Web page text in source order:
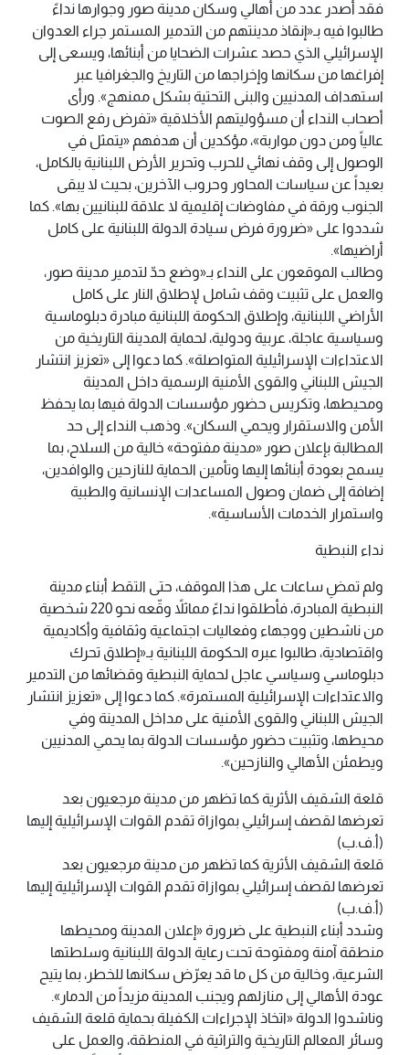
فقد أصدر عدد من أهالي وسكان مدينة صور وجوارها نداءً
طالبوا فيه بـ«إنقاذ مدينتهم من التدمير المستمر جراء العدوان
الإسرائيلي الذي حصد عشرات الضحايا من أبنائها، ويسعى إلى
إفراغها من سكانها وإخراجها من التاريخ والجغرافيا عبر
استهداف المدنيين والبنى التحتية بشكل ممنهج». ورأى
أصحاب النداء أن مسؤوليتهم الأخلاقية «تفرض رفع الصوت
عالياً ومن دون مواربة»، مؤكدين أن هدفهم «يتمثل في
الوصول إلى وقف نهائي للحرب وتحرير الأرض اللبنانية بالكامل،
بعيداً عن سياسات المحاور وحروب الآخرين، بحيث لا يبقى
الجنوب ورقة في مفاوضات إقليمية لا علاقة للبنانيين بها». كما
شددوا على «ضرورة فرض سيادة الدولة اللبنانية على كامل
أراضيها».
وطالب الموقعون على النداء بـ«وضع حدّ لتدمير مدينة صور،
والعمل على تثبيت وقف شامل لإطلاق النار على كامل
الأراضي اللبنانية، وإطلاق الحكومة اللبنانية مبادرة دبلوماسية
وسياسية عاجلة، عربية ودولية، لحماية المدينة التاريخية من
الاعتداءات الإسرائيلية المتواصلة». كما دعوا إلى «تعزيز انتشار
الجيش اللبناني والقوى الأمنية الرسمية داخل المدينة
ومحيطها، وتكريس حضور مؤسسات الدولة فيها بما يحفظ
الأمن والاستقرار ويحمي السكان». وذهب النداء إلى حد
المطالبة بإعلان صور «مدينة مفتوحة» خالية من السلاح، بما
يسمح بعودة أبنائها إليها وتأمين الحماية للنازحين والوافدين،
إضافة إلى ضمان وصول المساعدات الإنسانية والطبية
واستمرار الخدمات الأساسية».
نداء النبطية
ولم تمضِ ساعات على هذا الموقف، حتى التقط أبناء مدينة
النبطية المبادرة، فأطلقوا نداءً مماثلاً وقّعه نحو 220 شخصية
من ناشطين ووجهاء وفعاليات اجتماعية وثقافية وأكاديمية
واقتصادية، طالبوا عبره الحكومة اللبنانية بـ«إطلاق تحرك
دبلوماسي وسياسي عاجل لحماية النبطية وقضائها من التدمير
والاعتداءات الإسرائيلية المستمرة». كما دعوا إلى «تعزيز انتشار
الجيش اللبناني والقوى الأمنية على مداخل المدينة وفي
محيطها، وتثبيت حضور مؤسسات الدولة بما يحمي المدنيين
ويطمئن الأهالي والنازحين».
قلعة الشقيف الأثرية كما تظهر من مدينة مرجعيون بعد
تعرضها لقصف إسرائيلي بموازاة تقدم القوات الإسرائيلية إليها
(أ.ف.ب)
قلعة الشقيف الأثرية كما تظهر من مدينة مرجعيون بعد
تعرضها لقصف إسرائيلي بموازاة تقدم القوات الإسرائيلية إليها
(أ.ف.ب)
وشدد أبناء النبطية على ضرورة «إعلان المدينة ومحيطها
منطقة آمنة ومفتوحة تحت رعاية الدولة اللبنانية وسلطتها
الشرعية، وخالية من كل ما قد يعرّض سكانها للخطر، بما يتيح
عودة الأهالي إلى منازلهم ويجنب المدينة مزيداً من الدمار».
وناشدوا الدولة «اتخاذ الإجراءات الكفيلة بحماية قلعة الشقيف
وسائر المعالم التاريخية والتراثية في المنطقة، والعمل على